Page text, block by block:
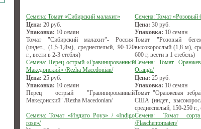
Семена: Томат «Сибирский малахит»
Цена: 20 руб.
Упаковка: 10 семян
Томат "Сибирский малахит"- Россия
(индет., (1,5-1,8м), среднеспелый, 90-120
г., вести в 2-3 стебля)
Семена: Томат «Розовый
Цена: 30 руб.
Упаковка: 10 семян
Томат "Розовый
высокорослый (1,8 м),
600 г, вести в 1 стебель)
Семена: Перец острый «Гравинированный
Македонский» /Rezha Macedonian/
Цена: 25 руб.
Упаковка: 10 семян
Перец острый "Гравинированный
Македонский" /Rezha Macedonian/
Семена: Томат
Orange/
Цена: 25 руб.
Упаковка: 10 семян
Томат "Оранжевая
США (индет.,
среднеспелый, 150-250
Семена: Томат «Индиго Роуз» / «Indigo
rose»/
Семена: Томат
/Flaschentomaten/